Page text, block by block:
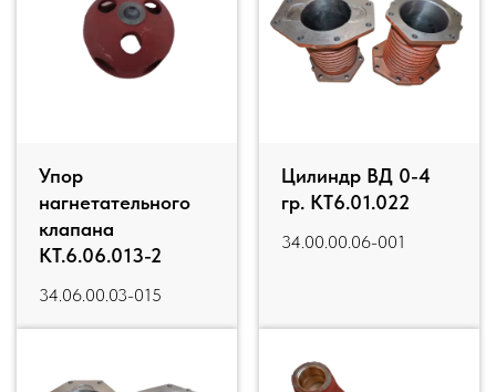
Упор
нагнетательного
клапана
КТ.6.06.013-2
34.06.00.03-015
Цилиндр ВД 0-4
гр. КТ6.01.022
34.00.00.06-001